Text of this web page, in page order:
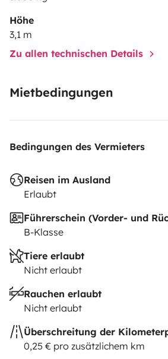
Höhe
3,1 m
Zu allen technischen Details
Mietbedingungen
Bedingungen des Vermieters
Reisen im Ausland
Erlaubt
Führerschein (Vorder- und
B-Klasse
Tiere erlaubt
Nicht erlaubt
Rauchen erlaubt
Nicht erlaubt
Überschreitung der
0,25 € pro zusätzlichem km